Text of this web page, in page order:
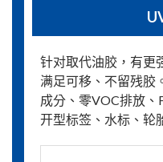
针对取代油胶，有更
满足可移、不留残胶
成分、零VOC排放
开型标签、水标、轮